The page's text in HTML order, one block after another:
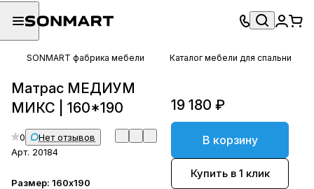
SONMART фабрика мебели Каталог мебели для спальни
Матрас МЕДИУМ
МИКС | 160*190
0
Нет отзывов
Арт. 20184
Размер: 160х190
19 180 ₽
В корзину
Купить в 1 клик